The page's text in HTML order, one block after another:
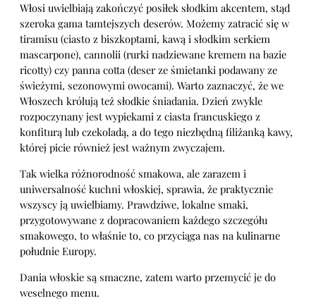
Włosi uwielbiają zakończyć posiłek słodkim akcentem, stąd
szeroka gama tamtejszych deserów. Możemy zatracić się w
tiramisu (ciasto z biszkoptami, kawą i słodkim serkiem
mascarpone), cannolii (rurki nadziewane kremem na bazie
ricotty) czy panna cotta (deser ze śmietanki podawany ze
świeżymi, sezonowymi owocami). Warto zaznaczyć, że we
Włoszech królują też słodkie śniadania. Dzień zwykle
rozpoczynany jest wypiekami z ciasta francuskiego z
konfiturą lub czekoladą, a do tego niezbędną filiżanką kawy,
której picie również jest ważnym zwyczajem.
Tak wielka różnorodność smakowa, ale zarazem i
uniwersalność kuchni włoskiej, sprawia, że praktycznie
wszyscy ją uwielbiamy. Prawdziwe, lokalne smaki,
przygotowywane z dopracowaniem każdego szczegółu
smakowego, to właśnie to, co przyciąga nas na kulinarne
południe Europy.
Dania włoskie są smaczne, zatem warto przemycić je do
weselnego menu.